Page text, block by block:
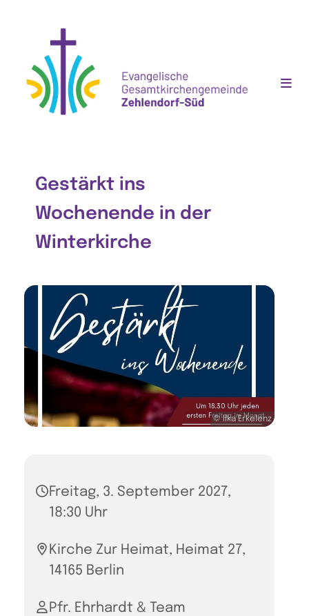
Gestärkt ins
Wochenende in der
Winterkirche
© Ilka Erkelenz
Freitag, 3. September 2027,
18:30 Uhr
Kirche Zur Heimat, Heimat 27,
14165 Berlin
Pfr. Ehrhardt & Team